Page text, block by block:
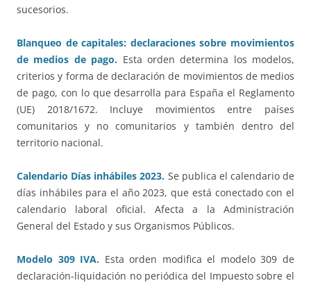
sucesorios.
Blanqueo de capitales: declaraciones sobre movimientos
de medios de pago. Esta orden determina los modelos,
criterios y forma de declaración de movimientos de medios
de pago, con lo que desarrolla para España el Reglamento
(UE) 2018/1672. Incluye movimientos entre países
comunitarios y no comunitarios y también dentro del
territorio nacional.
Calendario Días inhábiles 2023. Se publica el calendario de
días inhábiles para el año 2023, que está conectado con el
calendario laboral oficial. Afecta a la Administración
General del Estado y sus Organismos Públicos.
Modelo 309 IVA. Esta orden modifica el modelo 309 de
declaración-liquidación no periódica del Impuesto sobre el